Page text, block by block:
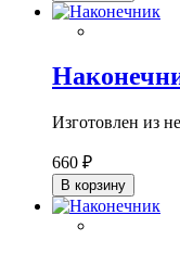
Изготовлен из
660 ₽
В корзину